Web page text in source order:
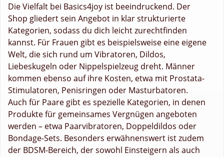
Die Vielfalt bei Basics4joy ist beeindruckend. Der
Shop gliedert sein Angebot in klar strukturierte
Kategorien, sodass du dich leicht zurechtfinden
kannst. Für Frauen gibt es beispielsweise eine eigene
Welt, die sich rund um Vibratoren, Dildos,
Liebeskugeln oder Nippelspielzeug dreht. Männer
kommen ebenso auf ihre Kosten, etwa mit Prostata-
Stimulatoren, Penisringen oder Masturbatoren.
Auch für Paare gibt es spezielle Kategorien, in denen
Produkte für gemeinsames Vergnügen angeboten
werden – etwa Paarvibratoren, Doppeldildos oder
Bondage-Sets. Besonders erwähnenswert ist zudem
der BDSM-Bereich, der sowohl Einsteigern als auch